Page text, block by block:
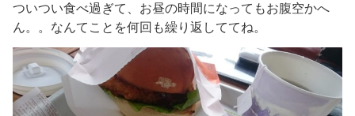
ついつい食べ過ぎて、お昼の時間になってもお腹空かへ
ん。。なんてことを何回も繰り返しててね。